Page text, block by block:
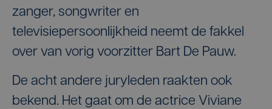
zanger, songwriter en
televisiepersoonlijkheid neemt de fakkel
over van vorig voorzitter Bart De Pauw.
De acht andere juryleden raakten ook
bekend. Het gaat om de actrice Viviane